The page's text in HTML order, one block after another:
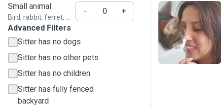
Small animal
Bird, rabbit, ferret, ...
-
+
Advanced Filters
Sitter has no dogs
Sitter has no other pets
Sitter has no children
Sitter has fully fenced
backyard
K